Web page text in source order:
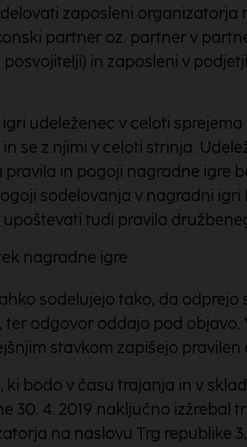
zaposleni organizatorja
partner oz. partner v
in zaposleni v
udeleženec v celoti
se z njimi v celoti strinja.
pravila in pogoji nagradne igre
sodelovanja v nagradni
tudi pravila
nagradne igre
sodelujejo tako, da odprejo
odgovor oddajo pod objavo.
stavkom zapišejo
bodo v času trajanja in v
30. 4. 2019 naključno izžrebal
na naslovu Trg republike